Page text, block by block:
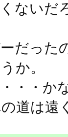
ないだ
だった
か。
・・か
道は遠